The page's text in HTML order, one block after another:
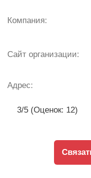
Компания:
Сайт организации:
Адрес:
3/5 (Оценок: 12)